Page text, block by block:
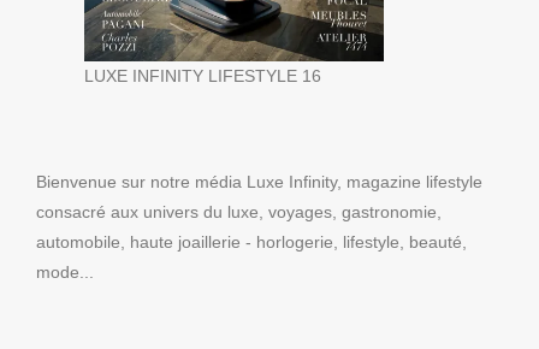
LUXE INFINITY LIFESTYLE 16
Bienvenue sur notre média Luxe Infinity, magazine lifestyle
consacré aux univers du luxe, voyages, gastronomie,
automobile, haute joaillerie - horlogerie, lifestyle, beauté,
mode...